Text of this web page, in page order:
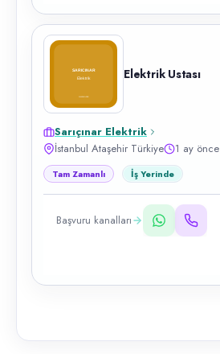
Elektrik Ustası
Sarıçınar Elektrik
İstanbul Ataşehir Türkiye
1 ay önce
Tam Zamanlı İş Yerinde
Başvuru kanalları